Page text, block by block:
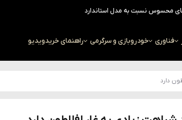
فناوری خودروبازی و سرگرمی راهنمای خریدویدیو
دارد